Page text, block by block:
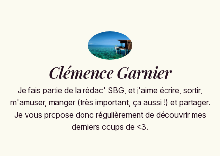
Clémence Garnier
Je fais partie de la rédac' SBG, et j'aime écrire, sortir,
m'amuser, manger (très important, ça aussi !) et partager.
Je vous propose donc régulièrement de découvrir mes
derniers coups de <3.